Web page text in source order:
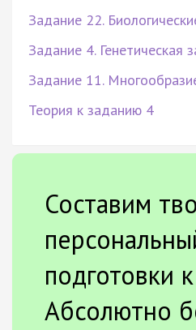
Задание 22.
Задание 4. Генетическая
Задание 11.
Теория к заданию 4
Составим
подготовки
Абсолютно